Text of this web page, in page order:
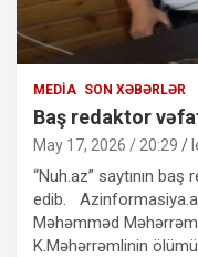
MEDIA SON XƏBƏRLƏR
Baş redaktor
May 17, 2026 / 20:29
“Nuh.az” saytının
edib.
Məhəmməd
K.Məhərrəmlinin